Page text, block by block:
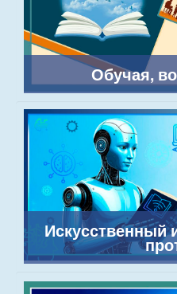
Обучая,
Искусственный